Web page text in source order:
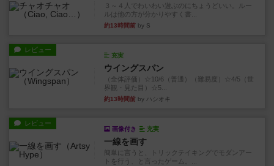
３～４人でわいわい遊ぶのにちょうどいい。ルー
ルは他の方が分かりやすく書...
約13時間前 by S
レビュー
充実
ウイングスパン
（全体評価）☆10/6（普通）（難易度）☆4/5（世
界観・見た目）☆5...
約13時間前 by ハシオキ
レビュー
画像付き 充実
一線を画す
簡単に言うと、トリックテイキングでモダンアー
トを行う、と言ったゲーム。...